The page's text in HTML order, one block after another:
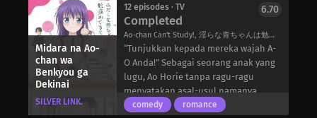
membunuh iblis dan melindungi
sisa-sisa kemanusiaan adik
tercintanya.
manakah dia?
Arata Miyako yang masih muda dan
tidak menaruh curiga ditugaskan di
Kantor Distrik Shinjuku di divisi ini,
di mana ia bertemu dengan rekan-
rekan sesama anggotanya, Theo
Himezuka dan Kyouichi Sakaki.
Pada malam pertamanya, Arata
mendapati dirinya berada dalam
Midara na Ao-
chan wa
Benkyou ga
Dekinai
SILVER LINK.
12 episodes · TV
Completed
Ao-chan Can't Study!, 淫らな青ちゃんは勉強ができない
6.70
“Tunjukkan kepada mereka wajah A-
O Anda!” Sebagai seorang anak yang
lugu, Ao Horie tanpa ragu-ragu
menyatakan asal-usul namanya.
Sekarang dia sudah duduk di bangku
comedy romance